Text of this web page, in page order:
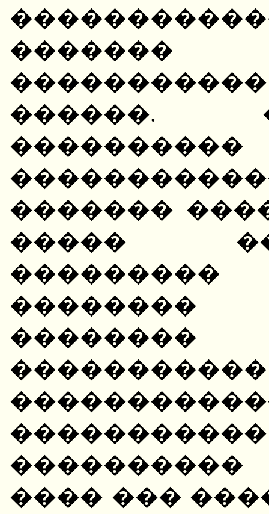
������.
�������
�����
��������
����������
���� ���